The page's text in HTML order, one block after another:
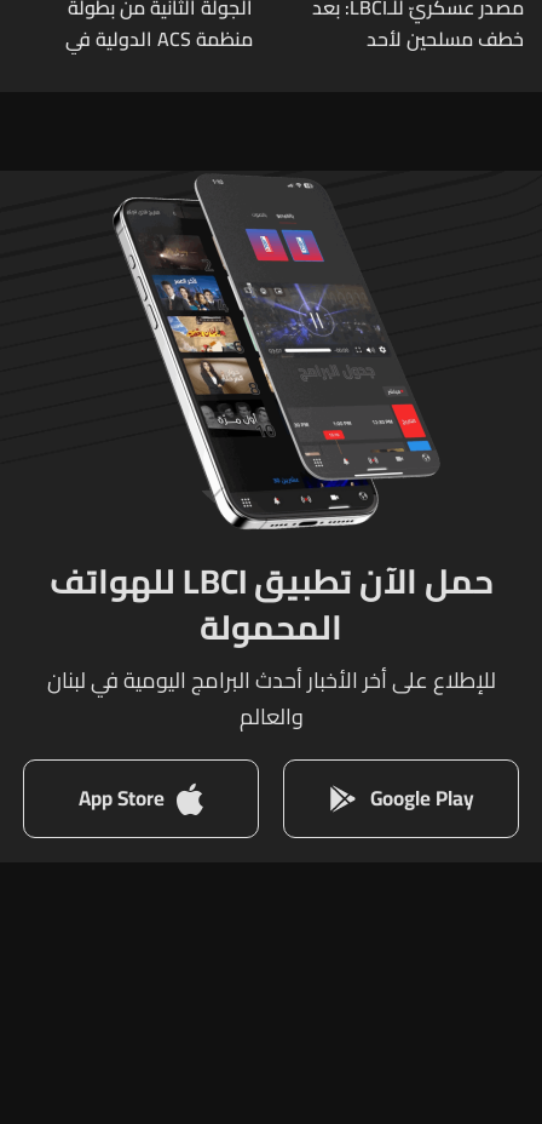
مصدر عسكريّ للـLBCI: بعد
خطف مسلحين لأحد
دهم لتوقيفهم فأُفرج عن
والوحدات المختصة تعمل
على توقيف الخاطفين
الجولة الثانية من بطولة
منظمة ACS الدولية في
حمل الآن تطبيق LBCI للهواتف
المحمولة
للإطلاع على أخر الأخبار أحدث البرامج اليومية في لبنان
والعالم
Google Play
App Store